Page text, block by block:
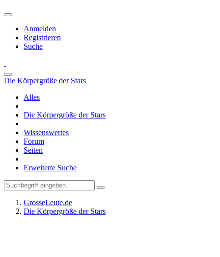
Anmelden
Registrieren
Suche
Die Körpergröße der Stars
Alles
Die Körpergröße der Stars
Wissenswertes
Forum
Seiten
Erweiterte Suche
GrosseLeute.de
Die Körpergröße der Stars